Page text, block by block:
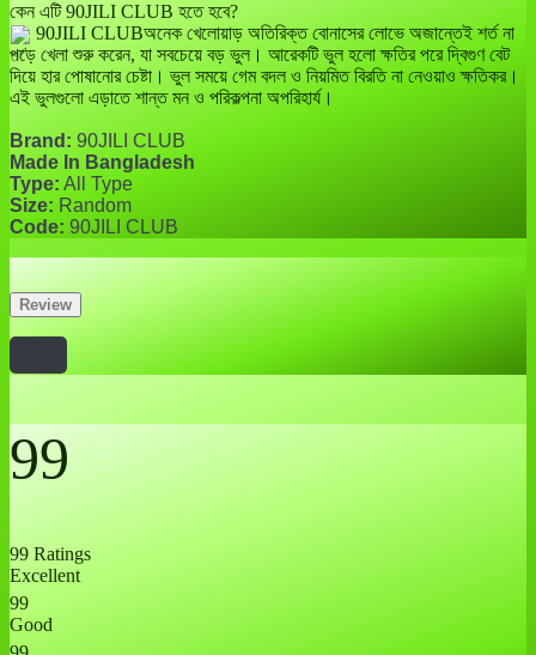
কেন এটি 90JILI CLUB হতে হবে?
90JILI CLUBঅনেক খেলোয়াড় অতিরিক্ত বোনাসের লোভে অজান্তেই শর্ত না
পড়ে খেলা শুরু করেন, যা সবচেয়ে বড় ভুল। আরেকটি ভুল হলো ক্ষতির পরে দ্বিগুণ বেট
দিয়ে হার পোষানোর চেষ্টা। ভুল সময়ে গেম বদল ও নিয়মিত বিরতি না নেওয়াও ক্ষতিকর।
এই ভুলগুলো এড়াতে শান্ত মন ও পরিকল্পনা অপরিহার্য।
Brand: 90JILI CLUB
Made In Bangladesh
Type: All Type
Size: Random
Code: 90JILI CLUB
Review
99
99 Ratings
Excellent
99
Good